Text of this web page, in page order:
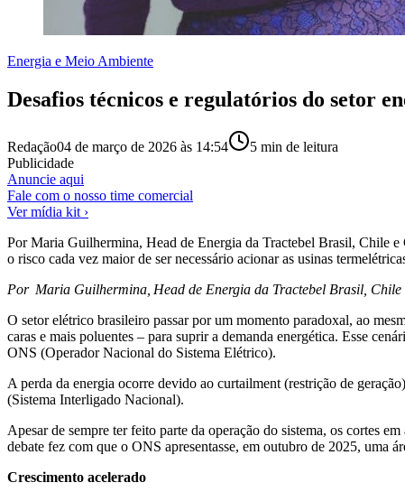
Energia e Meio Ambiente
Desafios técnicos e regulatórios do setor
Redação04 de março de 2026 às 14:54 5 min de leitura
Publicidade
Anuncie aqui
Fale com o nosso time comercial
Ver mídia kit ›
Por Maria Guilhermina, Head de Energia da Tractebel Brasil, Chile e
o risco cada vez maior de ser necessário acionar as usinas
Por Maria Guilhermina, Head de Energia da Tractebel Brasil, Chile
O setor elétrico brasileiro passar por um momento paradoxal, ao
caras e mais poluentes – para suprir a demanda energética. Esse
ONS (Operador Nacional do Sistema Elétrico).
A perda da energia ocorre devido ao curtailment (restrição de
(Sistema Interligado Nacional).
Apesar de sempre ter feito parte da operação do sistema, os cortes
debate fez com que o ONS apresentasse, em outubro de 2025, uma
Crescimento acelerado